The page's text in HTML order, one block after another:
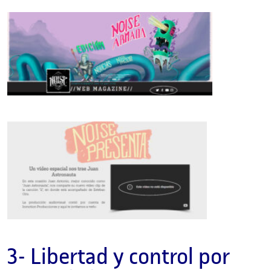
3- Libertad y control por